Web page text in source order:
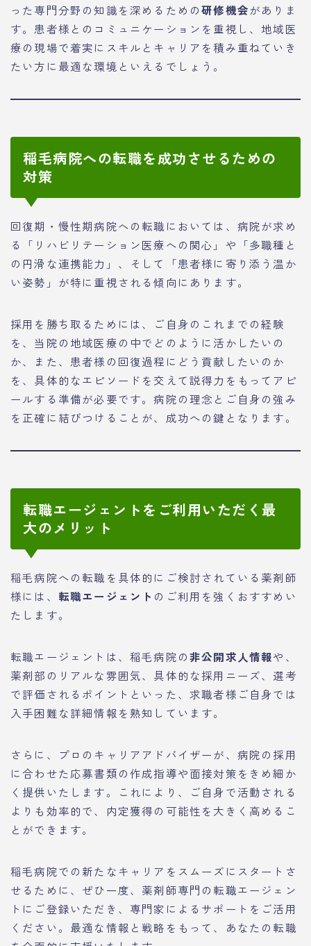
った専門分野の知識を深めるための研修機会がありま
す。患者様とのコミュニケーションを重視し、地域医
療の現場で着実にスキルとキャリアを積み重ねていき
たい方に最適な環境といえるでしょう。
稲毛病院への転職を成功させるための
対策
回復期・慢性期病院への転職においては、病院が求め
る「リハビリテーション医療への関心」や「多職種と
の円滑な連携能力」、そして「患者様に寄り添う温か
い姿勢」が特に重視される傾向にあります。
採用を勝ち取るためには、ご自身のこれまでの経験
を、当院の地域医療の中でどのように活かしたいの
か、また、患者様の回復過程にどう貢献したいのか
を、具体的なエピソードを交えて説得力をもってアピ
ールする準備が必要です。病院の理念とご自身の強み
を正確に結びつけることが、成功への鍵となります。
転職エージェントをご利用いただく最
大のメリット
稲毛病院への転職を具体的にご検討されている薬剤師
様には、 転職エージェント のご利用を強くおすすめい
たします。
転職エージェントは、稲毛病院の非公開求人情報や、
薬剤部のリアルな雰囲気、具体的な採用ニーズ、選考
で評価されるポイントといった、求職者様ご自身では
入手困難な詳細情報を熟知しています。
さらに、プロのキャリアアドバイザーが、病院の採用
に合わせた応募書類の作成指導や面接対策をきめ細か
く提供いたします。これにより、ご自身で活動される
よりも効率的で、内定獲得の可能性を大きく高めるこ
とができます。
稲毛病院での新たなキャリアをスムーズにスタートさ
せるために、ぜひ一度、薬剤師専門の転職エージェン
トにご登録いただき、専門家によるサポートをご活用
ください。最適な情報と戦略をもって、あなたの転職